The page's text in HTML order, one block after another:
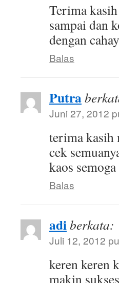
Terima
sampai dan
dengan
Balas
Putra
Juni 27, 2012
terima kasih
cek
kaos
Balas
adiberkata:
Juli 12, 2012
keren keren
makin